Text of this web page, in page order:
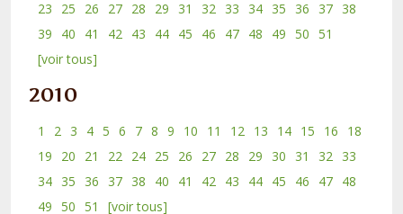
23
25 26 27 28 29 31 32 33 34 35 36 37 38
39
40 41 42 43 44 45 46 47 48 49 50 51
[voir tous]
2010
1 2 3 4 5 6 7 8 9 10 11 12 13 14 15 16
18
19
20 21 22 24 25 26 27 28 29 30 31 32
33
34 35 36 37 38 40 41 42 43 44 45 46 47 48
49 50 51 [voir tous]